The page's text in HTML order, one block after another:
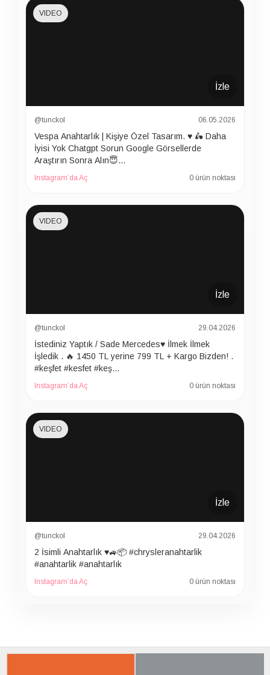
İzle
VIDEO
@tunckol 06.05.2026
Vespa Anahtarlık | Kişiye Özel Tasarım. ♥️ 🛵 Daha
İyisi Yok Chatgpt Sorun Google Görsellerde
Araştırın Sonra Alın😇…
Instagram’da Aç 0 ürün noktası
İzle
VIDEO
@tunckol 29.04.2026
İstediniz Yaptık / Sade Mercedes♥️ İlmek İlmek
İşledik . 🔥 1450 TL yerine 799 TL + Kargo Bizden! .
#keşfet #kesfet #keş…
Instagram’da Aç 0 ürün noktası
İzle
VIDEO
@tunckol 29.04.2026
2 İsimli Anahtarlık ♥️🚙📦 #chrysleranahtarlik
#anahtarlik #anahtarlık
Instagram’da Aç 0 ürün noktası